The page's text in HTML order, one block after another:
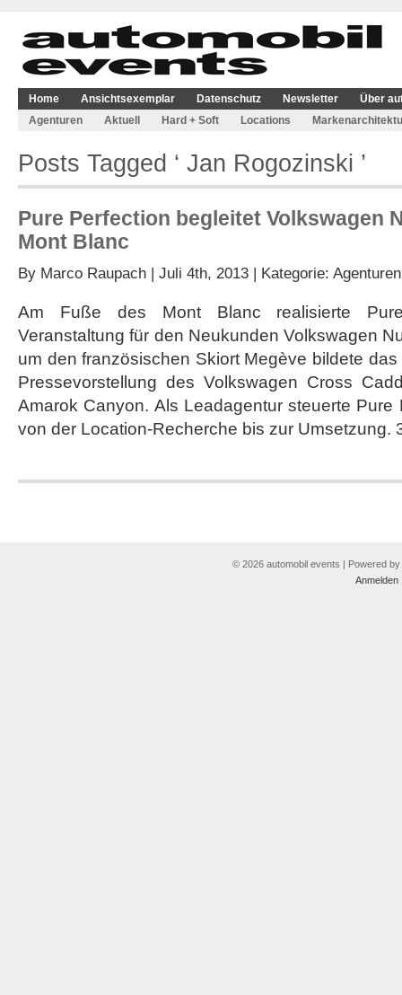
Home Ansichtsexemplar Datenschutz Newsletter
Über
Agenturen
Aktuell Hard + Soft Locations
Posts Tagged ‘ Jan Rogozinski ’
Pure Perfection begleitet Volkswagen
Mont Blanc
By Marco Raupach | Juli 4th, 2013 | Kategorie: Agenturen
Am Fuße des Mont Blanc realisierte
Veranstaltung für den Neukunden Volkswagen
um den französischen Skiort Megève bildete
Pressevorstellung des Volkswagen Cross
Amarok Canyon. Als Leadagentur steuerte Pure
von der Location-Recherche bis zur
© 2026 automobil events | Powered by
Anmelden|